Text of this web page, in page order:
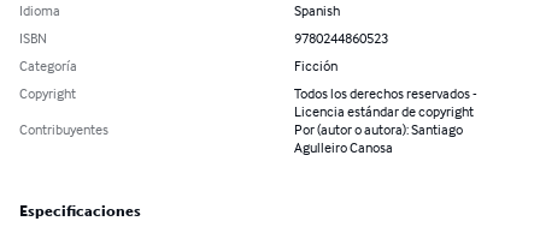
Idioma
Spanish
ISBN
9780244860523
Categoría
Ficción
Copyright
Todos los derechos reservados -
Licencia estándar de copyright
Contribuyentes
Por (autor o autora): Santiago
Agulleiro Canosa
Especificaciones